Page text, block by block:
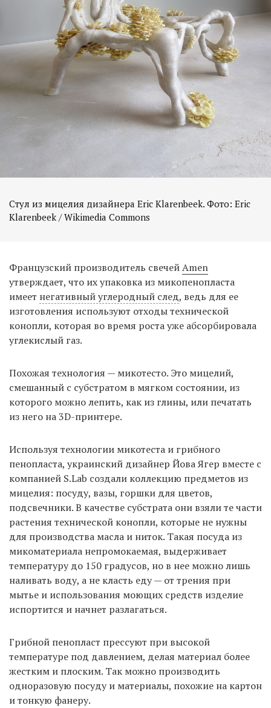
Стул из мицелия дизайнера Eric Klarenbeek. Фото: Eric
Klarenbeek / Wikimedia Commons
Французский производитель свечейAmen
утверждает, что их упаковка из микопенопласта
имеет негативный углеродный след, ведь для ее
изготовления используют отходы технической
конопли, которая во время роста уже абсорбировала
углекислый газ.
Похожая технология — микотесто. Это мицелий,
смешанный с субстратом в мягком состоянии, из
которого можно лепить, как из глины, или печатать
из него на 3D-принтере.
Используя технологии микотеста и грибного
пенопласта, украинский дизайнер Йова Ягер вместе с
компанией S.Lab создали коллекцию предметов из
мицелия: посуду, вазы, горшки для цветов,
подсвечники. В качестве субстрата они взяли те части
растения технической конопли, которые не нужны
для производства масла и ниток. Такая посуда из
микоматериала непромокаемая, выдерживает
температуру до 150 градусов, но в нее можно лишь
наливать воду, а не класть еду — от трения при
мытье и использования моющих средств изделие
испортится и начнет разлагаться.
Грибной пенопласт прессуют при высокой
температуре под давлением, делая материал более
жестким и плоским. Так можно производить
одноразовую посуду и материалы, похожие на картон
и тонкую фанеру.